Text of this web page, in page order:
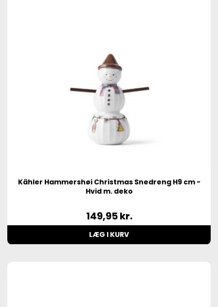
Kähler Hammershøi Christmas Snedreng H9 cm -
Hvid m. deko
149,95kr.
LÆG I KURV